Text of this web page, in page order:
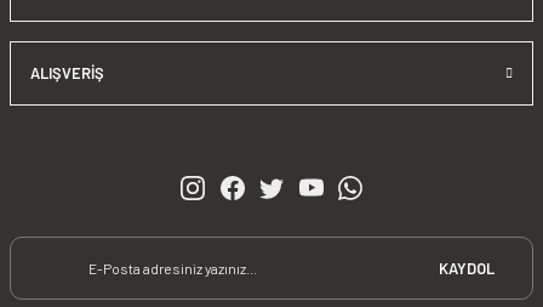
ALIŞVERIŞ
KAYDOL